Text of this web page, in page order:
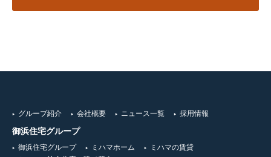
グループ紹介 会社概要 ニュース一覧 採用情報
御浜住宅グループ
御浜住宅グループ ミハマホーム
ミハマの賃貸